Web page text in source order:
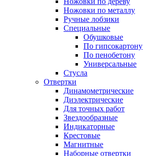
Ножовки по металлу
Ручные лобзики
Специальные
Обушковые
По гипсокартону
По пенобетону
Универсальные
Стусла
Отвертки
Динамометрические
Диэлектрические
Для точных работ
Звездообразные
Индикаторные
Крестовые
Магнитные
Наборные отвертки